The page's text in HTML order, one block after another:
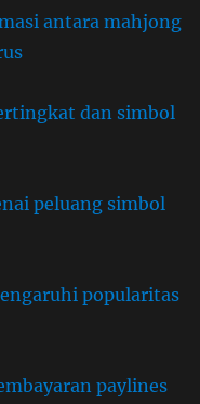
antara mahjong
dan simbol
peluang simbol
popularitas
paylines